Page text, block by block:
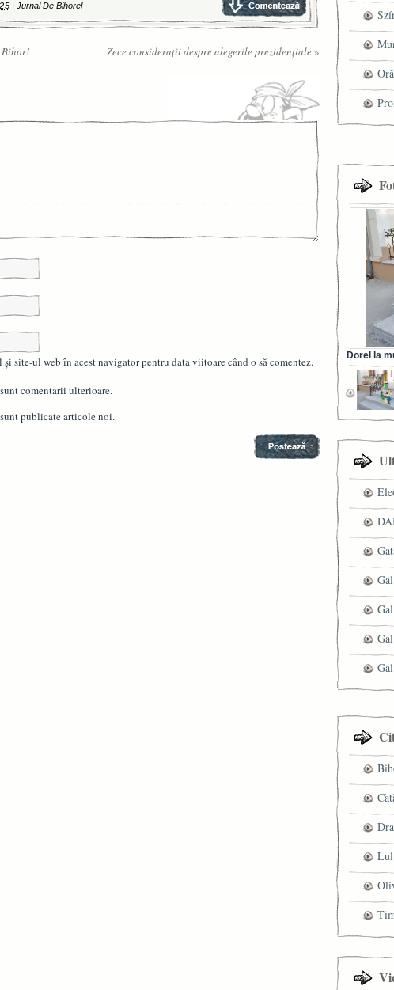
|Jurnal De Bihorel
Bihor! Zece considerații despre alegerile prezidențiale»
site-ul web în acest navigator pentru data viitoare când o să comentez.
comentarii ulterioare.
publicate articole noi.
Dorel la
din